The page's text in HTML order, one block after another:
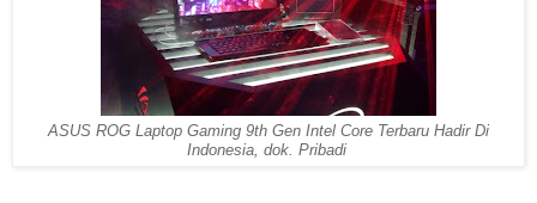
ASUS ROG Laptop Gaming 9th Gen Intel Core Terbaru Hadir Di
Indonesia, dok. Pribadi